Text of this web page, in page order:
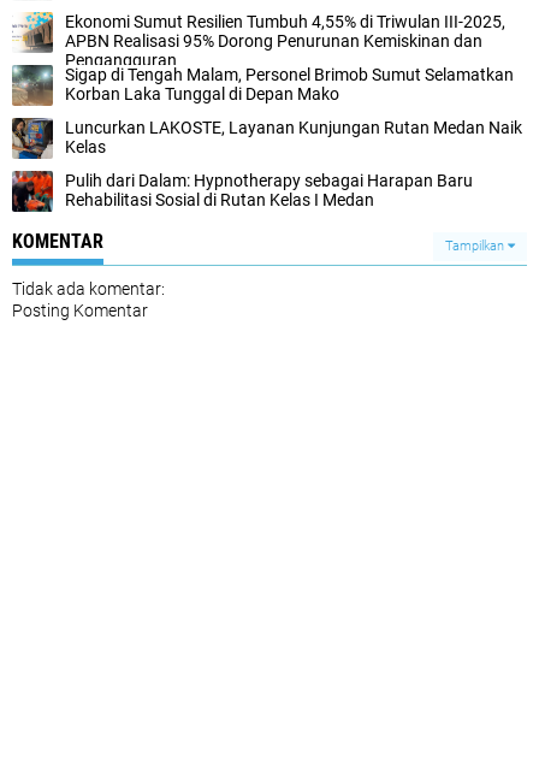
Ekonomi Sumut Resilien Tumbuh 4,55% di Triwulan III-2025,
APBN Realisasi 95% Dorong Penurunan Kemiskinan dan
Pengangguran
Sigap di Tengah Malam, Personel Brimob Sumut Selamatkan
Korban Laka Tunggal di Depan Mako
Luncurkan LAKOSTE, Layanan Kunjungan Rutan Medan Naik
Kelas
Pulih dari Dalam: Hypnotherapy sebagai Harapan Baru
Rehabilitasi Sosial di Rutan Kelas I Medan
KOMENTAR Tampilkan
Tidak ada komentar:
Posting Komentar